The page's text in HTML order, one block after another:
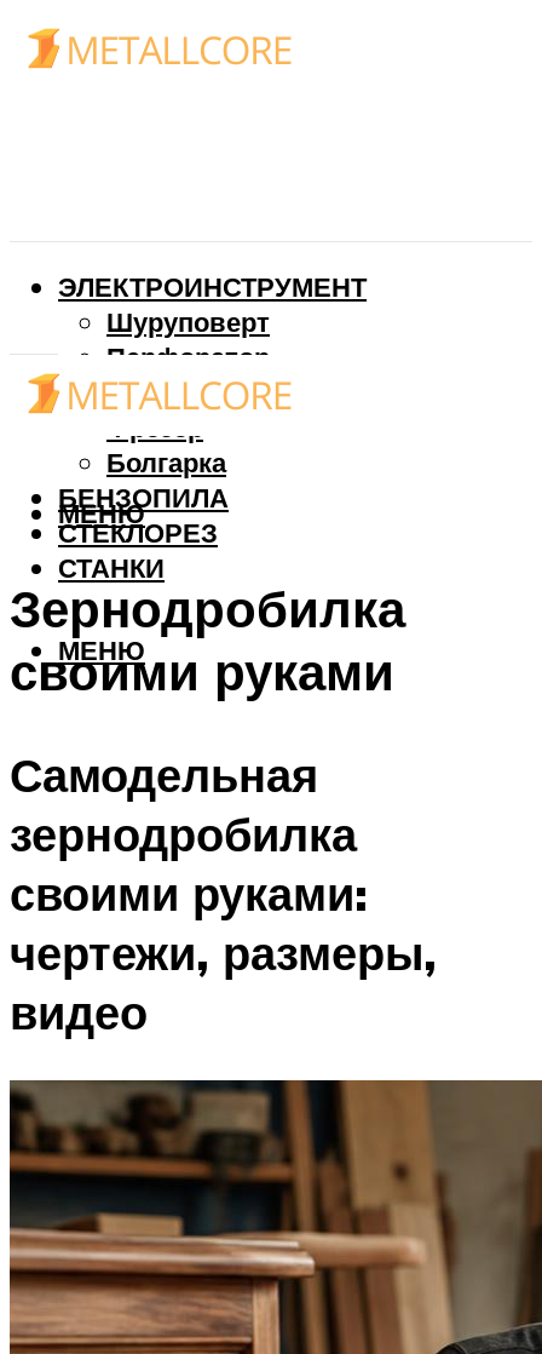
ЭЛЕКТРОИНСТРУМЕНТ
Шуруповерт
Перфоратор
Дрель
Фрезер
Болгарка
БЕНЗОПИЛА
СТЕКЛОРЕЗ
СТАНКИ
МЕНЮ
МЕНЮ
Зернодробилка
своими руками
Самодельная
зернодробилка
своими руками:
чертежи, размеры,
видео